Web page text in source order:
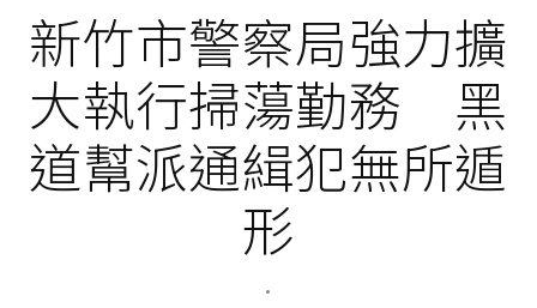
新竹市警察局強力擴
大執行掃蕩勤務 黑
道幫派通緝犯無所遁
形
·